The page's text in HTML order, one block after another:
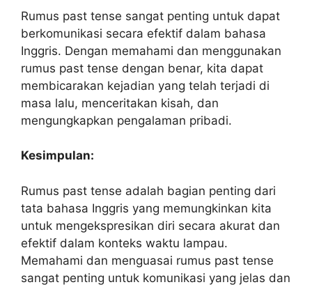
Rumus past tense sangat penting untuk dapat
berkomunikasi secara efektif dalam bahasa
Inggris. Dengan memahami dan menggunakan
rumus past tense dengan benar, kita dapat
membicarakan kejadian yang telah terjadi di
masa lalu, menceritakan kisah, dan
mengungkapkan pengalaman pribadi.
Kesimpulan:
Rumus past tense adalah bagian penting dari
tata bahasa Inggris yang memungkinkan kita
untuk mengekspresikan diri secara akurat dan
efektif dalam konteks waktu lampau.
Memahami dan menguasai rumus past tense
sangat penting untuk komunikasi yang jelas dan